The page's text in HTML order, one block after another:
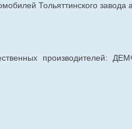
Тольяттинского
производителей: